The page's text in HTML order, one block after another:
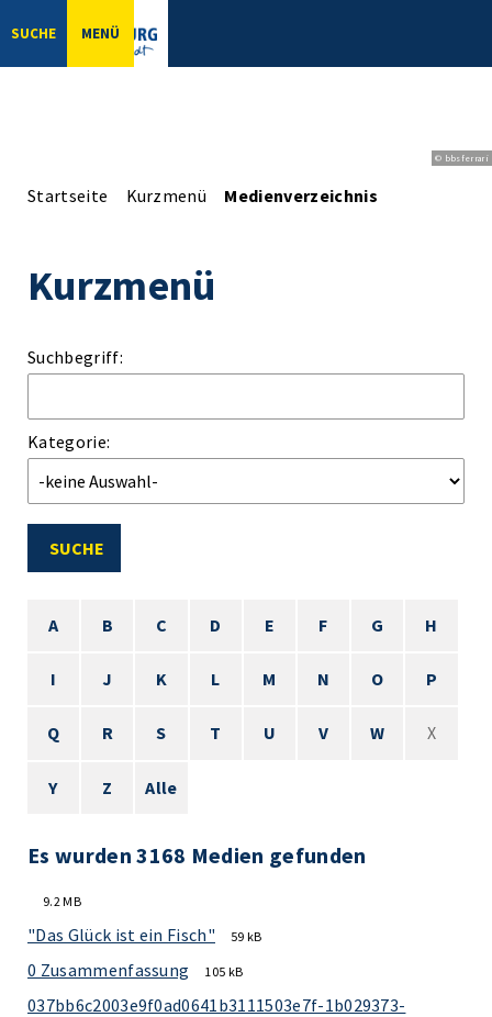
SUCHE MENÜ
© bbsferrari
Startseite Kurzmenü Medienverzeichnis
Kurzmenü
Suchbegriff:
Kategorie:
SUCHE
A B C D E F G H
I J K L M N O P
Q R S T U V W X
Y Z Alle
Es wurden 3168 Medien gefunden
9.2 MB
"Das Glück ist ein Fisch" 59 kB
0 Zusammenfassung 105 kB
037bb6c2003e9f0ad0641b3111503e7f-1b029373-